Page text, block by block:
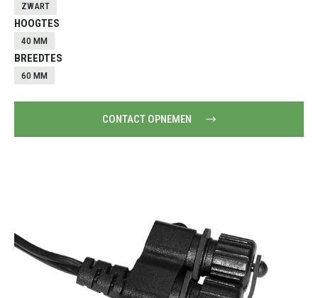
ZWART
HOOGTES
40 MM
BREEDTES
60 MM
CONTACT OPNEMEN